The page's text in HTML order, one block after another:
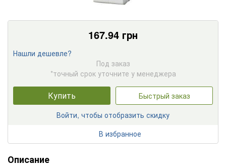
167.94 грн
Нашли дешевле?
Под заказ
*точный срок уточните у менеджера
Купить
Быстрый заказ
Войти, чтобы отобразить скидку
В избранное
Описание